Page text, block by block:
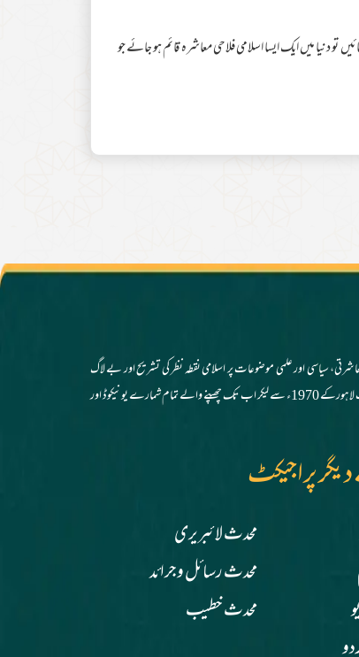
دنیا میں ایک ایسا اسلامی فلاحی معاشرہ قائم ہو جائے جو
سیاسی اور علمی موضوعات پر اسلامی نقطہ نظر کی تشریح اور بے لاگ
تجزیوں سے مستفید ہوتے ہیں۔ ملت اسلامیہ کو درپیش مسائل و مشکلات اور جدید علمی و فکری چیلنجز کے حوالہ سے ممتاز اہل قلم کی نگارشات پیش کرنا اس رسالہ کا طرہ امتیاز ہے. اس ویب سائٹ پر ماہنامہ محدث لاہورکے 1970ء سے لیکر اب تک چھپنے والے تمام شمارے یونیکوڈ اور
پراجیکٹ
محدث لائبریری
محدث رسائل وجرائد
محدث خطیب